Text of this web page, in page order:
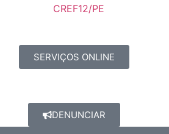
SERVIÇOS ONLINE
DENUNCIAR